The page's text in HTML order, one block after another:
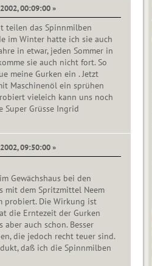
00:09:00 »
teilen das Spinnmilben
im Winter hatte ich sie auch
in etwar, jeden Sommer in
sie auch nicht fort. So
meine Gurken ein . Jetzt
Maschinenöl ein sprühen
vieleich kann uns noch
Super Grüsse Ingrid
09:50:00 »
Gewächshaus bei den
mit dem Spritzmittel Neem
probiert. Die Wirkung ist
die Erntezeit der Gurken
auch schon. Besser
die jedoch recht teuer sind.
daß ich die Spinnmilben